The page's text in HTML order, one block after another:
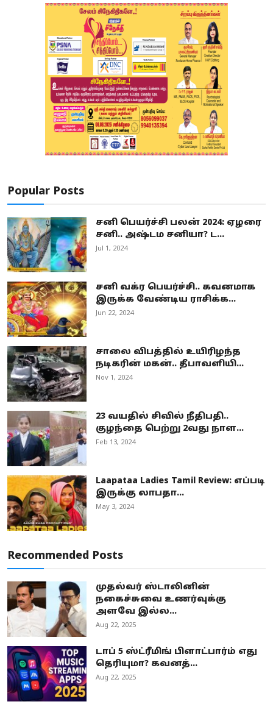
Popular Posts
சனி பெயர்ச்சி பலன் 2024: ஏழரை
சனி.. அஷ்டம சனியா? ட...
Jul 1, 2024
சனி வக்ர பெயர்ச்சி.. கவனமாக
இருக்க வேண்டிய ராசிக்க...
Jun 22, 2024
சாலை விபத்தில் உயிரிழந்த
நடிகரின் மகன்.. தீபாவளியி...
Nov 1, 2024
23 வயதில் சிவில் நீதிபதி..
குழந்தை பெற்று 2வது நாள...
Feb 13, 2024
Laapataa Ladies Tamil Review: எப்படி
இருக்கு லாபதா...
May 3, 2024
Recommended Posts
முதல்வர் ஸ்டாலினின்
நகைச்சுவை உணர்வுக்கு
அளவே இல்ல...
Aug 22, 2025
டாப் 5 ஸ்ட்ரீமிங் பிளாட்பார்ம் எது
தெரியுமா? கவனத்...
Aug 22, 2025